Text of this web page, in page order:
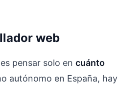
web
pensar solo en cuánto
autónomo en España, hay